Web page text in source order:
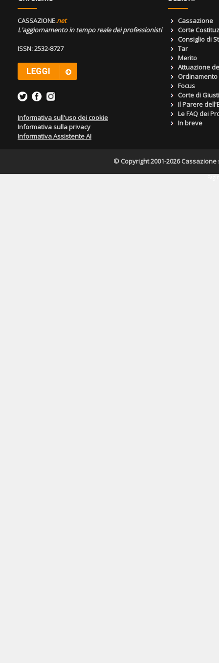
CASSAZIONE.net
L'aggiornamento in tempo reale dei professionisti
ISSN: 2532-8727
Informativa sull'uso dei cookie
Informativa sulla privacy
Informativa Assistente AI
Cassazione
Corte
Consiglio di
Tar
Merito
Attuazione
Focus
Corte di
Il Parere
Le FAQ dei
In breve
© Copyright 2001-2026 Cassazione